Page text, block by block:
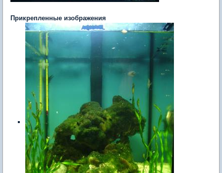
Прикрепленные изображения